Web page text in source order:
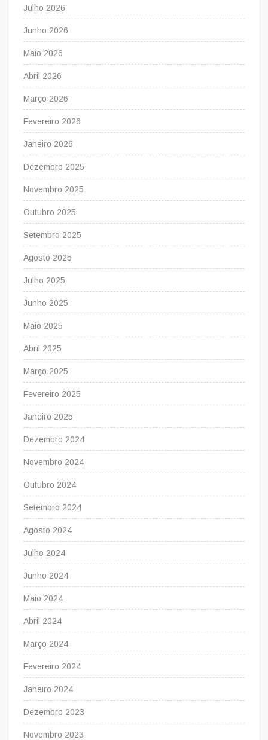
Julho 2026
Junho 2026
Maio 2026
Abril 2026
Março 2026
Fevereiro 2026
Janeiro 2026
Dezembro 2025
Novembro 2025
Outubro 2025
Setembro 2025
Agosto 2025
Julho 2025
Junho 2025
Maio 2025
Abril 2025
Março 2025
Fevereiro 2025
Janeiro 2025
Dezembro 2024
Novembro 2024
Outubro 2024
Setembro 2024
Agosto 2024
Julho 2024
Junho 2024
Maio 2024
Abril 2024
Março 2024
Fevereiro 2024
Janeiro 2024
Dezembro 2023
Novembro 2023